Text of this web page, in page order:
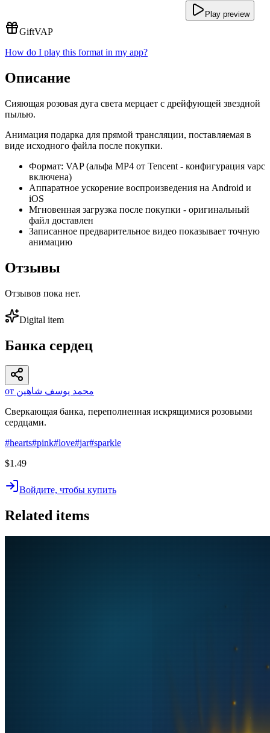
Play preview
GiftVAP
How do I play this format in my app?
Описание
Сияющая розовая дуга света мерцает с дрейфующей звездной
пылью.
Анимация подарка для прямой трансляции, поставляемая в
виде исходного файла после покупки.
Формат: VAP (альфа MP4 от Tencent - конфигурация vapc
включена)
Аппаратное ускорение воспроизведения на Android и
iOS
Мгновенная загрузка после покупки - оригинальный
файл доставлен
Записанное предварительное видео показывает точную
анимацию
Отзывы
Отзывов пока нет.
Digital item
Банка сердец
от محمد يوسف شاهين
Сверкающая банка, переполненная искрящимися розовыми
сердцами.
#hearts#pink#love#jar#sparkle
$1.49
Войдите, чтобы купить
Related items